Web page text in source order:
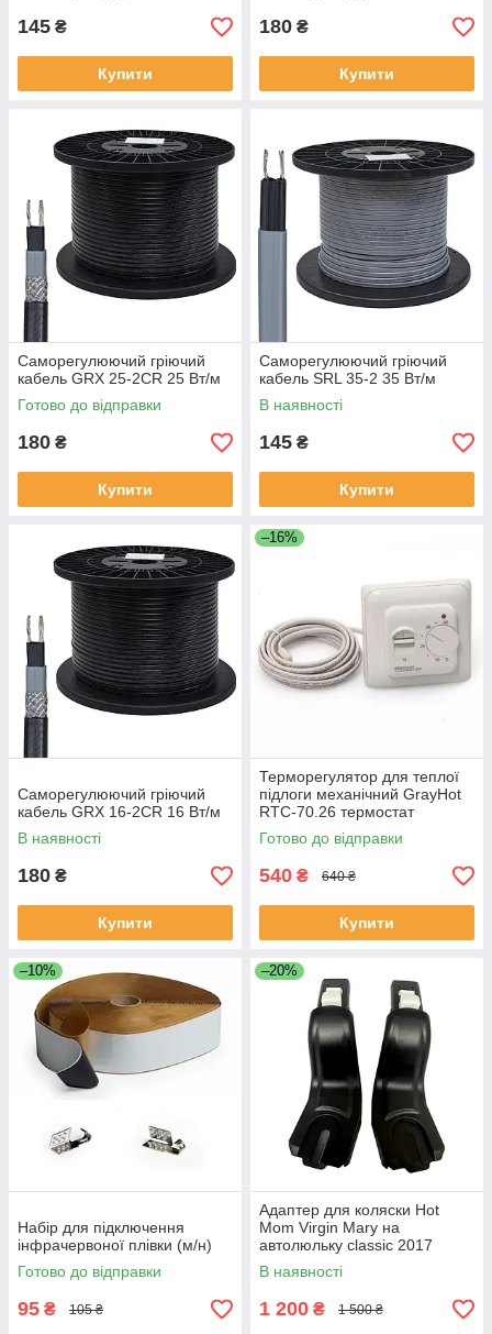
145 ₴
Купити
180 ₴
Купити
Саморегулюючий гріючий
кабель GRX 25-2CR 25 Вт/м
Готово до відправки
180 ₴
Купити
Саморегулюючий гріючий
кабель SRL 35-2 35 Вт/м
В наявності
145 ₴
Купити
Саморегулюючий гріючий
кабель GRX 16-2CR 16 Вт/м
В наявності
180 ₴
Купити
–16%
Терморегулятор для теплої
підлоги механічний GrayHot
RTC-70.26 термостат
Готово до відправки
540 ₴ 640 ₴
Купити
–10%
Набір для підключення
інфрачервоної плівки (м/н)
Готово до відправки
95 ₴ 105 ₴
–20%
Адаптер для коляски Hot
Mom Virgin Mary на
автолюльку classic 2017
Чорний
В наявності
1 200 ₴ 1 500 ₴